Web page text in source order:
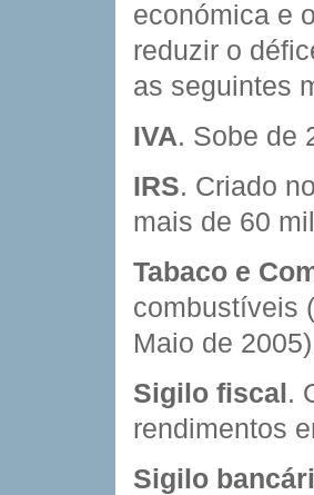
económica e
reduzir o
as seguintes
IVA. Sobe de
IRS. Criado
mais de 60 mil
Tabaco e
combustíveis
Maio de
Sigilo fiscal.
rendimentos
Sigilo